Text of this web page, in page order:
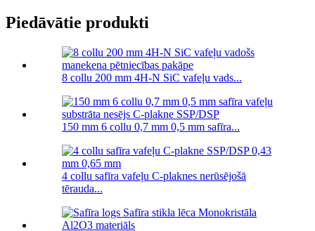
Piedāvātie produkti
8 collu 200 mm 4H-N SiC vafeļu vads...
150 mm 6 collu 0,7 mm 0,5 mm safīra...
4 collu safīra vafeļu C-plaknes nerūsējošā
tērauda...